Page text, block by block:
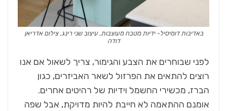
באדיבות דומיסיל- ידיות מטבח מעוצבות, עיצוב שני רינג, צילום אדריאן
דודה
לפני שבוחרים את הצבע והגימור, צריך לשאול אם אנו
רוצים להתאים את הפרזול לשאר האביזרים, כגון
הברז, מכשירי החשמל וידיות של רהיטים אחרים.
אומנם ההתאמה לא חייבת להיות מדויקת, אבל שפה